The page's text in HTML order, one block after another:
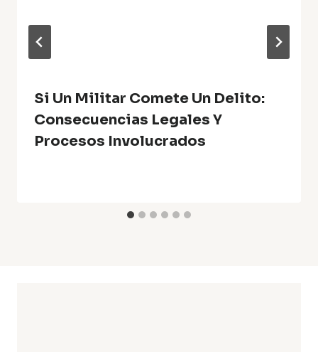
Si Un Militar Comete Un Delito:
Consecuencias Legales Y
Procesos Involucrados